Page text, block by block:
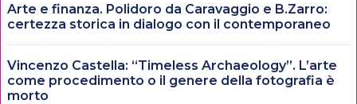
Arte e finanza. Polidoro da Caravaggio e B.Zarro:
certezza storica in dialogo con il contemporaneo
Vincenzo Castella: “Timeless Archaeology”. L’arte
come procedimento o il genere della fotografia è
morto